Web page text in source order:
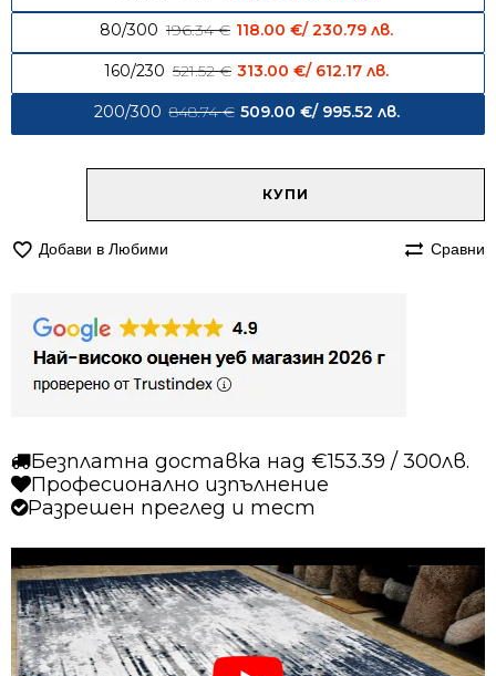
80/300 196.34€ Original price was: 196.34 € /
118.00 €/ 230.79 лв.
160/230 521.52€ Original price was: 521.52 € /
313.00 €/ 612.17 лв.
200/300 848.74€ Original price was: 848.74 € /
509.00 €/ 995.52 лв.
200/300
син
КУПИ
Добави в Любими Сравни
Безплатна доставка над €153.39 / 300лв.
Професионално изпълнение
Разрешен преглед и тест